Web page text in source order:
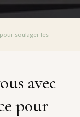
soulager les
avec
pour